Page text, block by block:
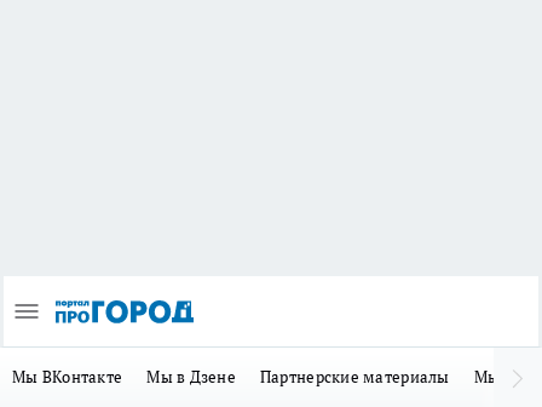
Мы ВКонтакте Мы в Дзене Партнерские материалы Мы в